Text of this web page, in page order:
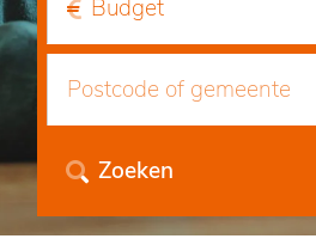
Budget
Zoeken